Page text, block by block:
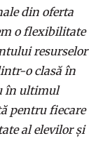
din oferta
o flexibilitate
resurselor
o clasă în
în ultimul
pentru fiecare
al elevilor și